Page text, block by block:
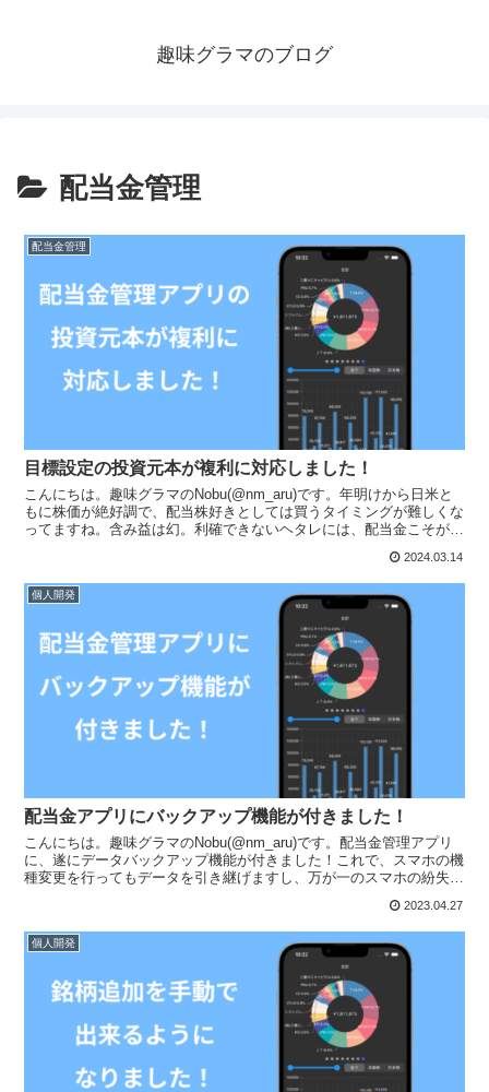
趣味グラマのブログ
配当金管理
配当金管理
目標設定の投資元本が複利に対応しました！
こんにちは。趣味グラマのNobu(@nm_aru)です。年明けから日米と
もに株価が絶好調で、配当株好きとしては買うタイミングが難しくな
ってますね。含み益は幻。利確できないヘタレには、配当金こそが真
2024.03.14
個人開発
配当金アプリにバックアップ機能が付きました！
こんにちは。趣味グラマのNobu(@nm_aru)です。配当金管理アプリ
に、遂にデータバックアップ機能が付きました！これで、スマホの機
種変更を行ってもデータを引き継げますし、万が一のスマホの紛失や
2023.04.27
個人開発